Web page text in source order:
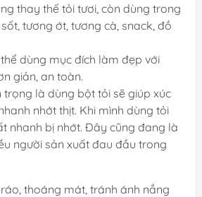
thay thế tỏi tươi, còn dùng trong
tương ớt, tương cà, snack, đồ
dùng mục đích làm đẹp với
giản, an toàn.
trọng là dùng bột tỏi sẽ giúp xúc
nhớt thịt. Khi mình dùng tỏi
nhanh bị nhớt. Đây cũng đang là
người sản xuất đau đầu trong
thoáng mát, tránh ánh nắng